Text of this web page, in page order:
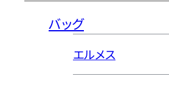
バッグ
エルメス